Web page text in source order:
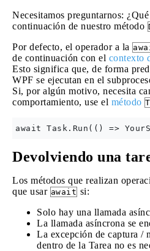
Necesitamos preguntarnos:
continuación de nuestro método
Por defecto, el operador a la
de continuación con el contexto
Esto significa que, de forma
WPF se ejecutan en el
Si, por algún motivo, necesita
comportamiento, use el método
Devolviendo una
Los métodos que realizan
que usar await si:
Solo hay una llamada
La llamada asíncrona se
La excepción de captura /
dentro de la Tarea no es